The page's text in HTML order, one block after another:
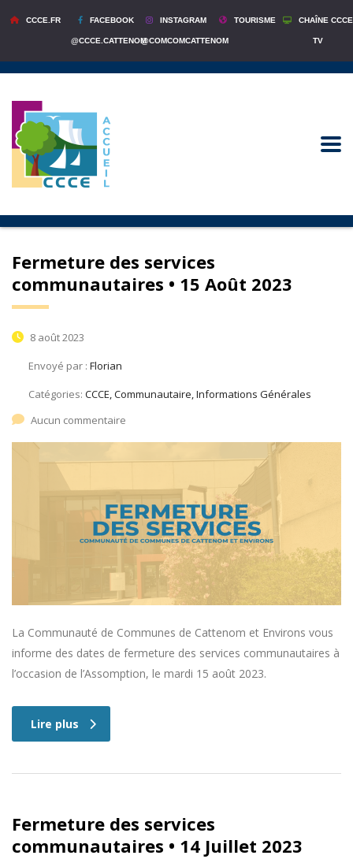
CCCE.FR FACEBOOK
@CCCE.CATTENOM
INSTAGRAM
@COMCOMCATTENOM
TOURISME CHAÎNE CCCE
TV
Fermeture des services
communautaires • 15 Août 2023
8 août 2023
Envoyé par : Florian
Catégories: CCCE, Communautaire, Informations Générales
Aucun commentaire
La Communauté de Communes de Cattenom et Environs vous
informe des dates de fermeture des services communautaires à
l’occasion de l’Assomption, le mardi 15 août 2023.
Lire plus
Fermeture des services
communautaires • 14 Juillet 2023